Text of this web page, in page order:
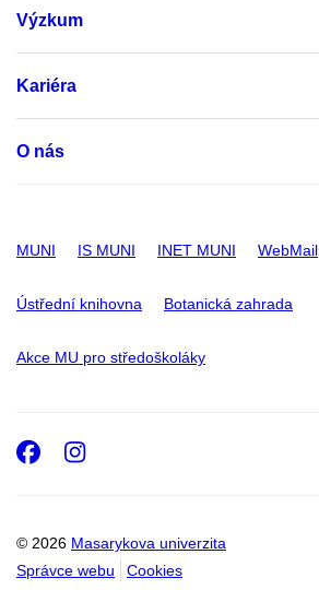
Výzkum
Kariéra
O nás
MUNI IS MUNI INET MUNI WebMail
Ústřední knihovna Botanická zahrada
Akce MU pro středoškoláky
© 2026 Masarykova univerzita
Správce webu
Cookies
Facebook
Instagram